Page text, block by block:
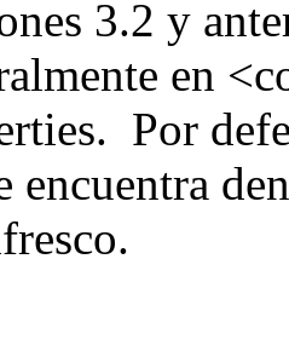
3.2 y
en
Por
encuentra